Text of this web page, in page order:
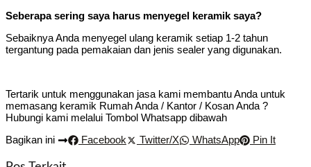
Seberapa sering saya harus menyegel keramik saya?
Sebaiknya Anda menyegel ulang keramik setiap 1-2 tahun
tergantung pada pemakaian dan jenis sealer yang digunakan.
Tertarik untuk menggunakan jasa kami membantu Anda untuk
memasang keramik Rumah Anda / Kantor / Kosan Anda ?
Hubungi kami melalui Tombol Whatsapp dibawah
Bagikan ini
Facebook Twitter/X WhatsApp Pin It